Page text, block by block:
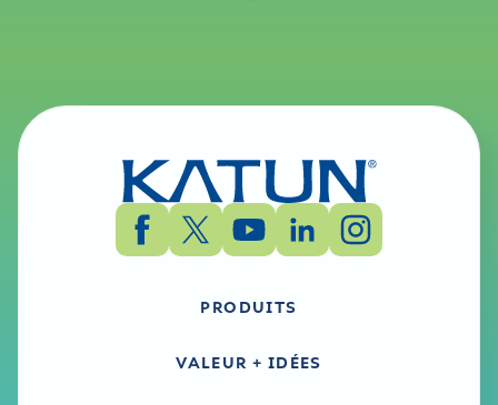
PRODUITS
VALEUR + IDÉES